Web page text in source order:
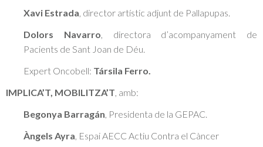
Xavi Estrada, director artístic adjunt de Pallapupas.
Dolors Navarro, directora d’acompanyament de
Pacients de Sant Joan de Déu.
Expert Oncobell: Társila Ferro.
IMPLICA’T, MOBILITZA’T, amb:
Begonya Barragán, Presidenta de la GEPAC.
Àngels Ayra, Espai AECC Actiu Contra el Càncer